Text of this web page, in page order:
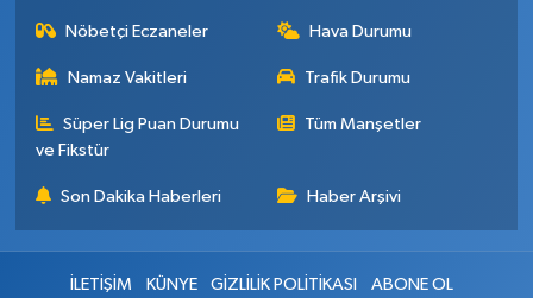
Nöbetçi Eczaneler Hava Durumu
Namaz Vakitleri Trafik Durumu
Süper Lig Puan Durumu
ve Fikstür
Tüm Manşetler
Son Dakika Haberleri Haber Arşivi
İLETİŞİM KÜNYE GİZLİLİK POLİTİKASI ABONE OL